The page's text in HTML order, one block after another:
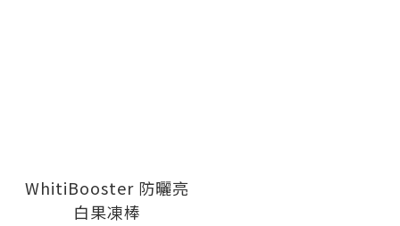
WhitiBooster 防曬亮
白果凍棒